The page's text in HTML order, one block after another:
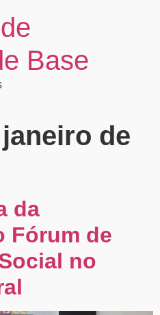
Base
de
da
Fórum de
no